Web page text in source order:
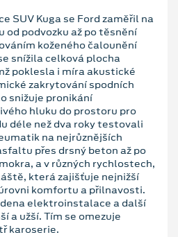
SUV Kuga se Ford zaměřil na
od podvozku až po těsnění
koženého čalounění
snížila celková plocha
poklesla i míra akustické
zakrytování spodních
snižuje pronikání
hluku do prostoru pro
déle než dva roky testovali
na nejrůznějších
přes drsný beton až po
a v různých rychlostech,
která zajišťuje nejnižší
komfortu a přilnavosti.
elektroinstalace a další
a užší. Tím se omezuje
karoserie.